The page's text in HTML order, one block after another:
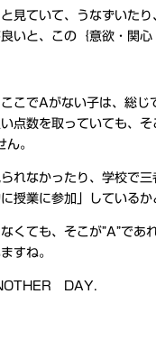
見ていて、うなずいた
いと、この｛意欲・関
こでAがない子は、総
点数を取っていても、
ん。
れなかったり、学校で
授業に参加」しているか
くても、そこが”A”であ
すね。
DAY.